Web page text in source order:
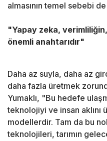
almasının temel sebebi
"Yapay zeka,
önemli anahtarıdır"
Daha az suyla, daha az
daha fazla üretmek
Yumaklı, "Bu hedefe
teknolojiyi ve insan
modellerdir. Tam da bu
teknolojileri, tarımın